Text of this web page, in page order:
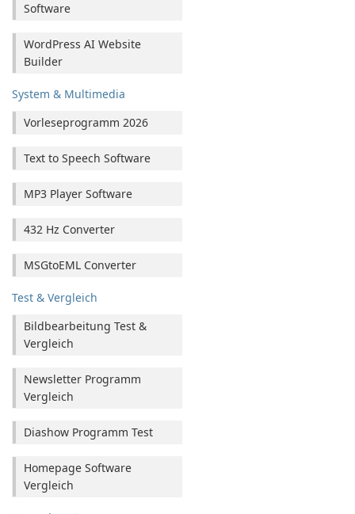
Software
WordPress AI Website
Builder
System & Multimedia
Vorleseprogramm 2026
Text to Speech Software
MP3 Player Software
432 Hz Converter
MSGtoEML Converter
Test & Vergleich
Bildbearbeitung Test &
Vergleich
Newsletter Programm
Vergleich
Diashow Programm Test
Homepage Software
Vergleich